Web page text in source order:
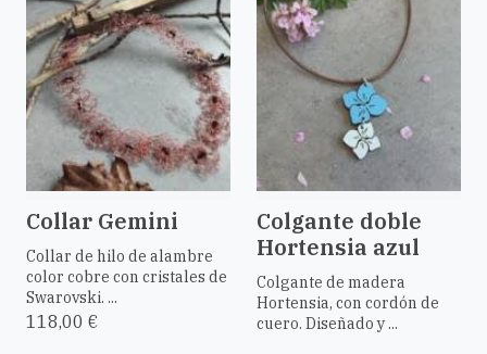
Collar Gemini
Collar de hilo de alambre
color cobre con cristales de
Swarovski. ...
118,00 €
Colgante doble
Hortensia azul
Colgante de madera
Hortensia, con cordón de
cuero. Diseñado y ...